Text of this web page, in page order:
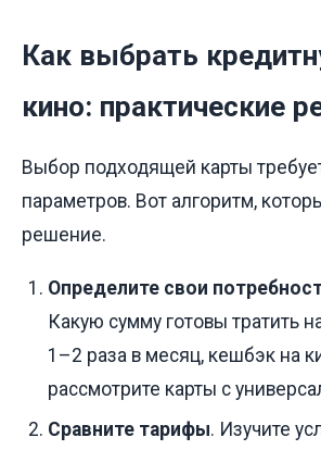
Как выбрать
кино: практические
Выбор подходящей карты
параметров. Вот алгоритм,
решение.
Определите свои
Какую сумму готовы тратить
1–2 раза в месяц, кешбэк на
рассмотрите карты с
Сравните тарифы. Изучите